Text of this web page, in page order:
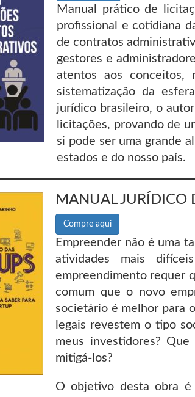
Manual prático de
profissional e cotidiana
de contratos
gestores e
atentos aos conceitos,
sistematização da
jurídico brasileiro, o
licitações, provando de
si pode ser uma grande
estados e do nosso país.
MANUAL JURÍDICO
Compre aqui
Empreender não é uma
atividades mais
empreendimento requer
comum que o novo
societário é melhor para
legais revestem o tipo
meus investidores?
mitigá-los?
O objetivo desta obra é